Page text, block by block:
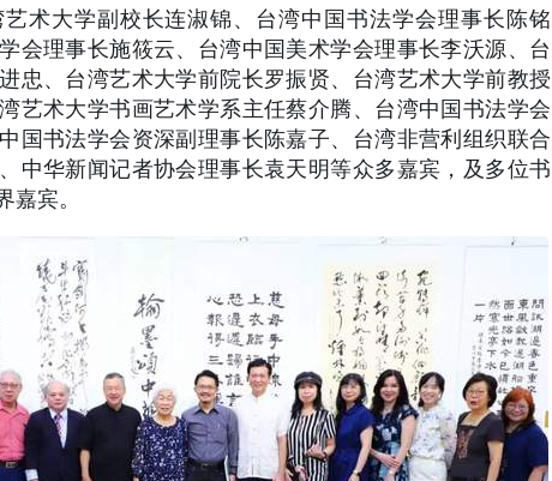
术大学副校长连淑锦、台湾中国书法学会理事长陈铭
会理事长施筱云、台湾中国美术学会理事长李沃源、台
忠、台湾艺术大学前院长罗振贤、台湾艺术大学前教授
艺术大学书画艺术学系主任蔡介腾、台湾中国书法学会
国书法学会资深副理事长陈嘉子、台湾非营利组织联合
中华新闻记者协会理事长袁天明等众多嘉宾，及多位书
宾。